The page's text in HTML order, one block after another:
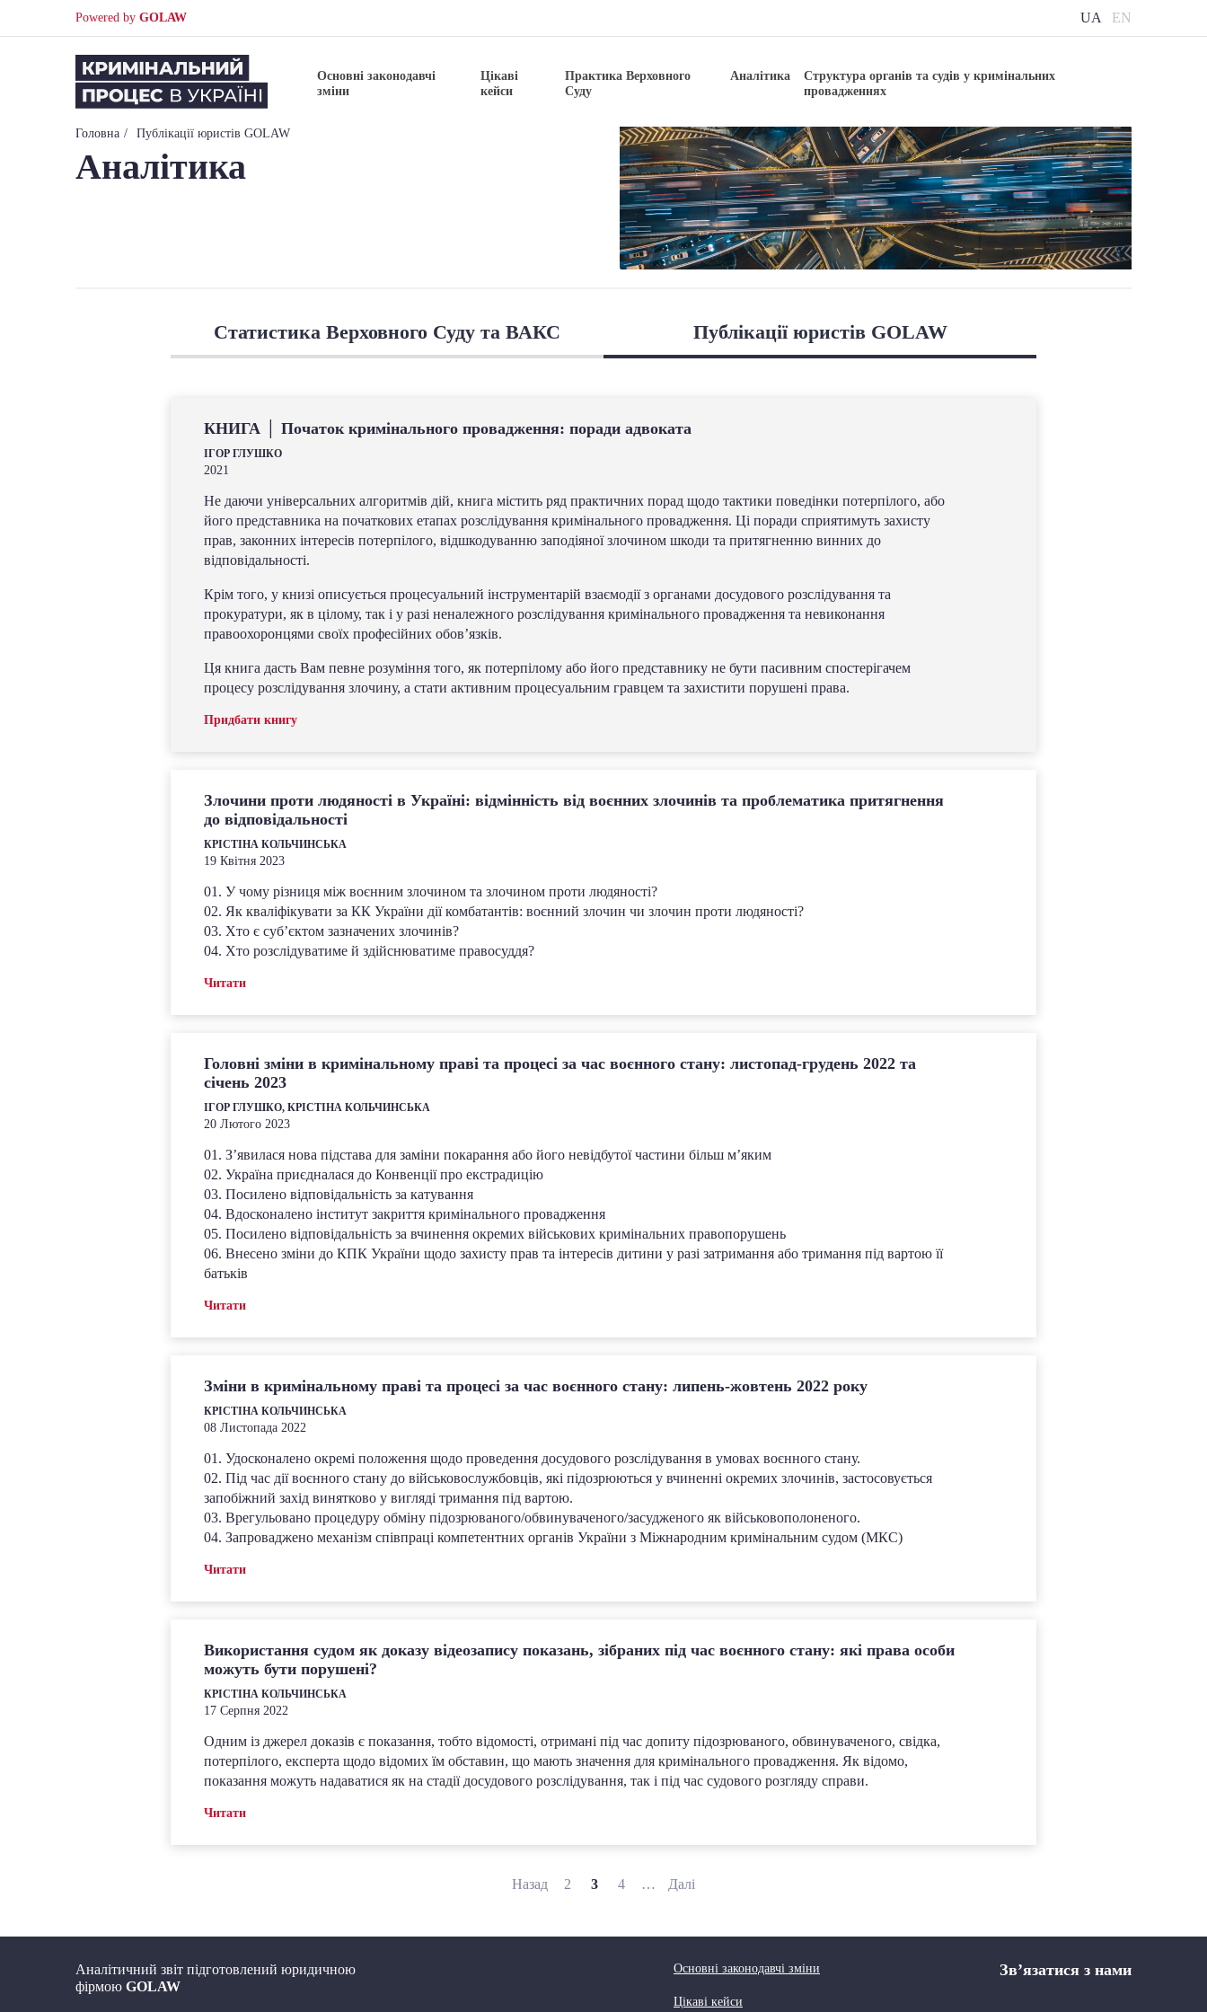
Powered by GOLAW UA EN
Основні законодавчі
зміни
Цікаві
кейси
Практика Верховного
Суду
Аналітика
Структура органів та судів у кримінальних
провадженнях
Головна Публікації юристів GOLAW
Аналітика
Статистика Верховного Суду та ВАКС Публікації юристів GOLAW
КНИГА │ Початок кримінального провадження: поради адвоката
ІГОР ГЛУШКО
2021
Не даючи універсальних алгоритмів дій, книга містить ряд практичних порад щодо тактики поведінки потерпілого, або
його представника на початкових етапах розслідування кримінального провадження. Ці поради сприятимуть захисту
прав, законних інтересів потерпілого, відшкодуванню заподіяної злочином шкоди та притягненню винних до
відповідальності.
Крім того, у книзі описується процесуальний інструментарій взаємодії з органами досудового розслідування та
прокуратури, як в цілому, так і у разі неналежного розслідування кримінального провадження та невиконання
правоохоронцями своїх професійних обов’язків.
Ця книга дасть Вам певне розуміння того, як потерпілому або його представнику не бути пасивним спостерігачем
процесу розслідування злочину, а стати активним процесуальним гравцем та захистити порушені права.
Придбати книгу
Злочини проти людяності в Україні: відмінність від воєнних злочинів та проблематика притягнення
до відповідальності
КРІСТІНА КОЛЬЧИНСЬКА
19 Квітня 2023
01. У чому різниця між воєнним злочином та злочином проти людяності?
02. Як кваліфікувати за КК України дії комбатантів: воєнний злочин чи злочин проти людяності?
03. Хто є суб’єктом зазначених злочинів?
04. Хто розслідуватиме й здійснюватиме правосуддя?
Читати
Головні зміни в кримінальному праві та процесі за час воєнного стану: листопад-грудень 2022 та
січень 2023
ІГОР ГЛУШКО, КРІСТІНА КОЛЬЧИНСЬКА
20 Лютого 2023
01. З’явилася нова підстава для заміни покарання або його невідбутої частини більш м’яким
02. Україна приєдналася до Конвенції про екстрадицію
03. Посилено відповідальність за катування
04. Вдосконалено інститут закриття кримінального провадження
05. Посилено відповідальність за вчинення окремих військових кримінальних правопорушень
06. Внесено зміни до КПК України щодо захисту прав та інтересів дитини у разі затримання або тримання під вартою її
батьків
Читати
Зміни в кримінальному праві та процесі за час воєнного стану: липень-жовтень 2022 року
КРІСТІНА КОЛЬЧИНСЬКА
08 Листопада 2022
01. Удосконалено окремі положення щодо проведення досудового розслідування в умовах воєнного стану.
02. Під час дії воєнного стану до військовослужбовців, які підозрюються у вчиненні окремих злочинів, застосовується
запобіжний захід винятково у вигляді тримання під вартою.
03. Врегульовано процедуру обміну підозрюваного/обвинуваченого/засудженого як військовополоненого.
04. Запроваджено механізм співпраці компетентних органів України з Міжнародним кримінальним судом (МКС)
Читати
Використання судом як доказу відеозапису показань, зібраних під час воєнного стану: які права особи
можуть бути порушені?
КРІСТІНА КОЛЬЧИНСЬКА
17 Серпня 2022
Одним із джерел доказів є показання, тобто відомості, отримані під час допиту підозрюваного, обвинуваченого, свідка,
потерпілого, експерта щодо відомих їм обставин, що мають значення для кримінального провадження. Як відомо,
показання можуть надаватися як на стадії досудового розслідування, так і під час судового розгляду справи.
Читати
Назад 2 3 4 … Далі
Аналітичний звіт підготовлений юридичною
фірмою GOLAW
Основні законодавчі зміни
Цікаві кейси
Зв’язатися з нами